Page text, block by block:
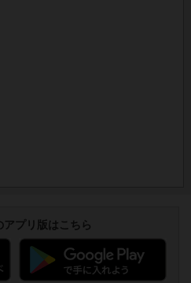
アプリ版はこちら